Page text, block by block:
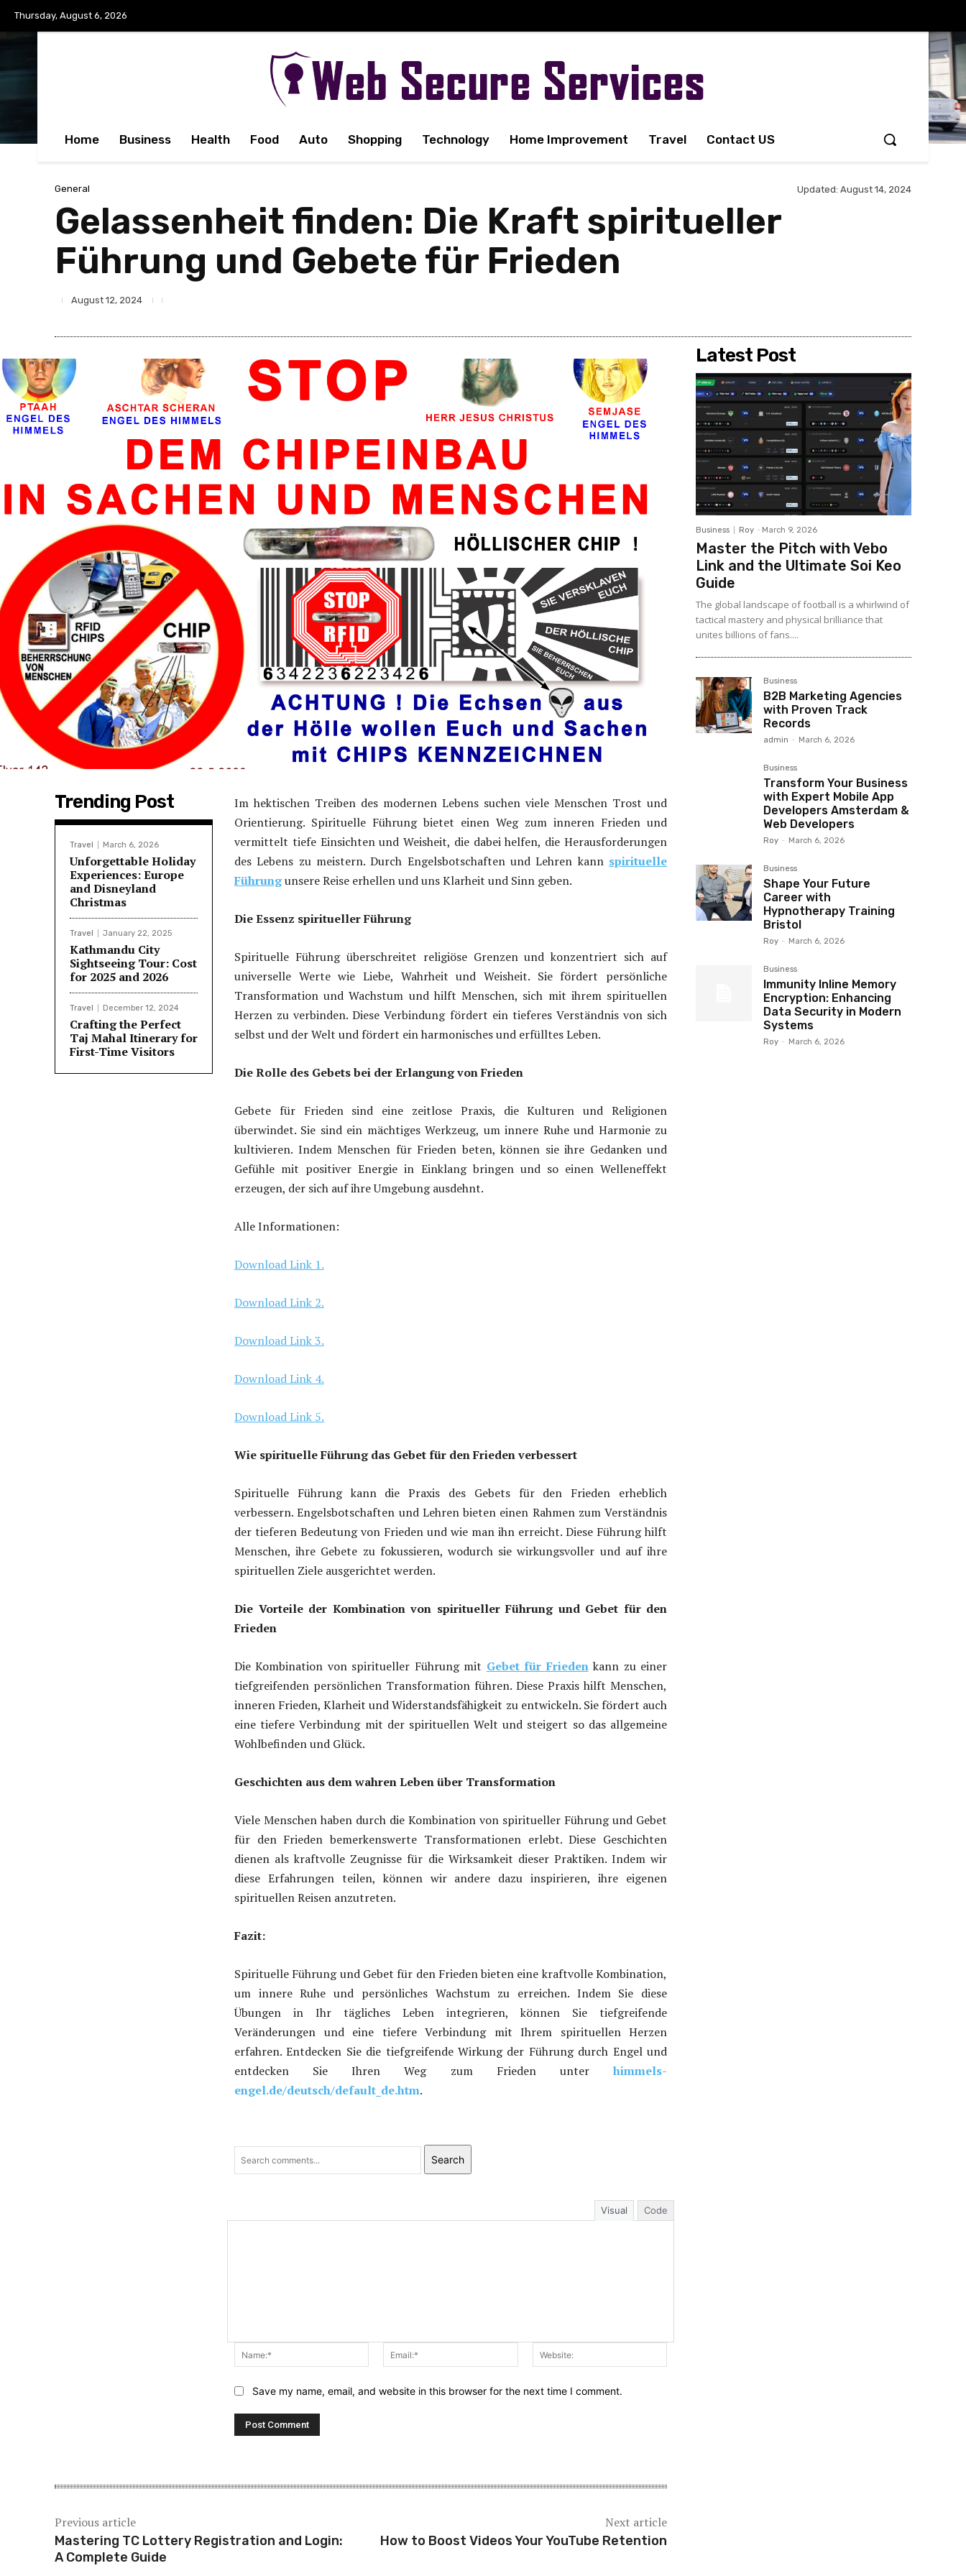
Thursday, August 6, 2026
Home Business Health Food Auto Shopping Technology Home Improvement Travel Contact US
General Updated: August 14, 2024
Gelassenheit finden: Die Kraft spiritueller
Führung und Gebete für Frieden
August 12, 2024
Trending Post
Travel March 6, 2026
Unforgettable Holiday
Experiences: Europe
and Disneyland
Christmas
Travel January 22, 2025
Kathmandu City
Sightseeing Tour: Cost
for 2025 and 2026
Travel December 12, 2024
Crafting the Perfect
Taj Mahal Itinerary for
First-Time Visitors
Im hektischen Treiben des modernen Lebens suchen viele Menschen Trost und
Orientierung. Spirituelle Führung bietet einen Weg zum inneren Frieden und
vermittelt tiefe Einsichten und Weisheit, die dabei helfen, die Herausforderungen
des Lebens zu meistern. Durch Engelsbotschaften und Lehren kann spirituelle
Führungunsere Reise erhellen und uns Klarheit und Sinn geben.
Die Essenz spiritueller Führung
Spirituelle Führung überschreitet religiöse Grenzen und konzentriert sich auf
universelle Werte wie Liebe, Wahrheit und Weisheit. Sie fördert persönliche
Transformation und Wachstum und hilft Menschen, sich mit ihrem spirituellen
Herzen zu verbinden. Diese Verbindung fördert ein tieferes Verständnis von sich
selbst und der Welt und fördert ein harmonisches und erfülltes Leben.
Die Rolle des Gebets bei der Erlangung von Frieden
Gebete für Frieden sind eine zeitlose Praxis, die Kulturen und Religionen
überwindet. Sie sind ein mächtiges Werkzeug, um innere Ruhe und Harmonie zu
kultivieren. Indem Menschen für Frieden beten, können sie ihre Gedanken und
Gefühle mit positiver Energie in Einklang bringen und so einen Welleneffekt
erzeugen, der sich auf ihre Umgebung ausdehnt.
Alle Informationen:
Download Link 1.
Download Link 2.
Download Link 3.
Download Link 4.
Download Link 5.
Wie spirituelle Führung das Gebet für den Frieden verbessert
Spirituelle Führung kann die Praxis des Gebets für den Frieden erheblich
verbessern. Engelsbotschaften und Lehren bieten einen Rahmen zum Verständnis
der tieferen Bedeutung von Frieden und wie man ihn erreicht. Diese Führung hilft
Menschen, ihre Gebete zu fokussieren, wodurch sie wirkungsvoller und auf ihre
spirituellen Ziele ausgerichtet werden.
Die Vorteile der Kombination von spiritueller Führung und Gebet für den
Frieden
Die Kombination von spiritueller Führung mit Gebet für Friedenkann zu einer
tiefgreifenden persönlichen Transformation führen. Diese Praxis hilft Menschen,
inneren Frieden, Klarheit und Widerstandsfähigkeit zu entwickeln. Sie fördert auch
eine tiefere Verbindung mit der spirituellen Welt und steigert so das allgemeine
Wohlbefinden und Glück.
Geschichten aus dem wahren Leben über Transformation
Viele Menschen haben durch die Kombination von spiritueller Führung und Gebet
für den Frieden bemerkenswerte Transformationen erlebt. Diese Geschichten
dienen als kraftvolle Zeugnisse für die Wirksamkeit dieser Praktiken. Indem wir
diese Erfahrungen teilen, können wir andere dazu inspirieren, ihre eigenen
spirituellen Reisen anzutreten.
Fazit:
Spirituelle Führung und Gebet für den Frieden bieten eine kraftvolle Kombination,
um innere Ruhe und persönliches Wachstum zu erreichen. Indem Sie diese
Übungen in Ihr tägliches Leben integrieren, können Sie tiefgreifende
Veränderungen und eine tiefere Verbindung mit Ihrem spirituellen Herzen
erfahren. Entdecken Sie die tiefgreifende Wirkung der Führung durch Engel und
entdecken Sie Ihren Weg zum Frieden unter himmels-
engel.de/deutsch/default_de.htm.
Search
Visual Code
Name:* Email:*
Save my name, email, and website in this browser for the next time I comment.
Previous article
Mastering TC Lottery Registration and Login:
A Complete Guide
Next article
How to Boost Videos Your YouTube Retention
Latest Post
Business Roy - March 9, 2026
Master the Pitch with Vebo
Link and the Ultimate Soi Keo
Guide
The global landscape of football is a whirlwind of
tactical mastery and physical brilliance that
unites billions of fans....
Business
B2B Marketing Agencies
with Proven Track
Records
admin - March 6, 2026
Business
Transform Your Business
with Expert Mobile App
Developers Amsterdam &
Web Developers
Roy - March 6, 2026
Business
Shape Your Future
Career with
Hypnotherapy Training
Bristol
Roy - March 6, 2026
Business
Immunity Inline Memory
Encryption: Enhancing
Data Security in Modern
Systems
Roy - March 6, 2026